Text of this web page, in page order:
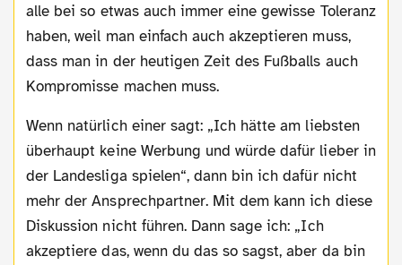
alle bei so etwas auch immer eine gewisse Toleranz
haben, weil man einfach auch akzeptieren muss,
dass man in der heutigen Zeit des Fußballs auch
Kompromisse machen muss.
Wenn natürlich einer sagt: „Ich hätte am liebsten
überhaupt keine Werbung und würde dafür lieber in
der Landesliga spielen“, dann bin ich dafür nicht
mehr der Ansprechpartner. Mit dem kann ich diese
Diskussion nicht führen. Dann sage ich: „Ich
akzeptiere das, wenn du das so sagst, aber da bin